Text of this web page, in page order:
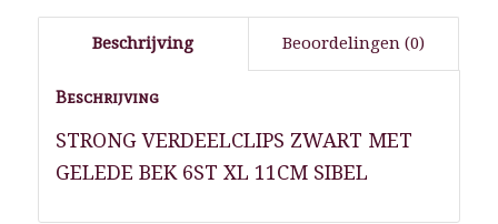
Beschrijving Beoordelingen (0)
Beschrijving
STRONG VERDEELCLIPS ZWART MET
GELEDE BEK 6ST XL 11CM SIBEL